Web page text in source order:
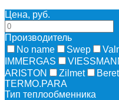
Цена, руб.
Производитель
No name
Swep
IMMERGAS
ARISTON
Zilmet
TERMO.PARA
Тип теплообменника